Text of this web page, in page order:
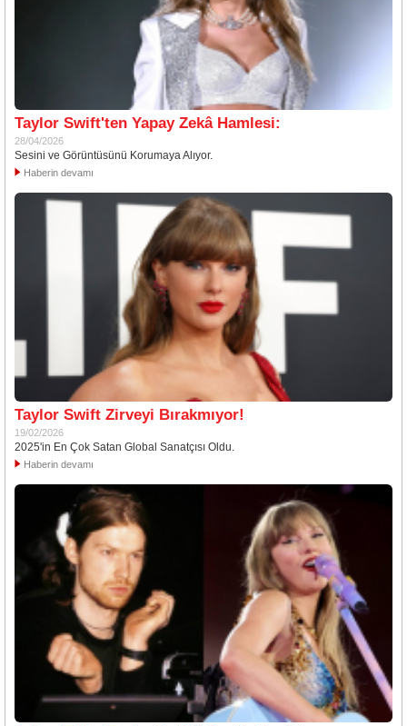
Taylor Swift'ten Yapay Zekâ Hamlesi:
28/04/2026
Sesini ve Görüntüsünü Korumaya Alıyor.
Haberin devamı
Taylor Swift Zirveyi Bırakmıyor!
19/02/2026
2025'in En Çok Satan Global Sanatçısı Oldu.
Haberin devamı